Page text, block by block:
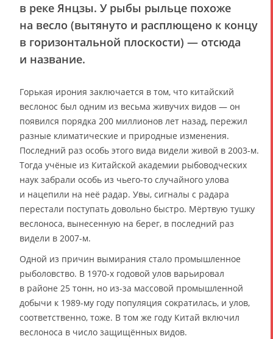
в реке Янцзы. У рыбы рыльце похоже
на весло (вытянуто и расплющено к концу
в горизонтальной плоскости) — отсюда
и название.
Горькая ирония заключается в том, что китайский
веслонос был одним из весьма живучих видов — он
появился порядка 200 миллионов лет назад, пережил
разные климатические и природные изменения.
Последний раз особь этого вида видели живой в 2003-м.
Тогда учёные из Китайской академии рыбоводческих
наук забрали особь из чьего-то случайного улова
и нацепили на неё радар. Увы, сигналы с радара
перестали поступать довольно быстро. Мёртвую тушку
веслоноса, вынесенную на берег, в последний раз
видели в 2007-м.
Одной из причин вымирания стало промышленное
рыболовство. В 1970-х годовой улов варьировал
в районе 25 тонн, но из-за массовой промышленной
добычи к 1989-му году популяция сократилась, и улов,
соответственно, тоже. В том же году Китай включил
веслоноса в число защищённых видов.